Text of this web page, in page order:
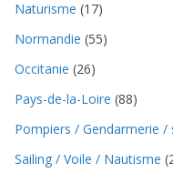
Naturisme (17)
Normandie (55)
Occitanie (26)
Pays-de-la-Loire (88)
Pompiers / Gendarmerie /
Sailing / Voile / Nautisme